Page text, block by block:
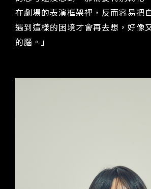
在劇場的表演框架裡，反而容易把
遇到這樣的困境才會再去想，好像
的腦。」